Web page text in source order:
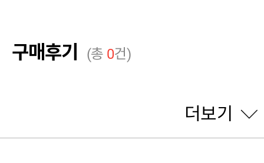
구매후기 (총 0건)
더보기